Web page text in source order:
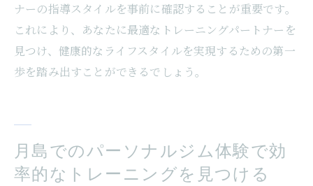
ナーの指導スタイルを事前に確認することが重要です。
これにより、あなたに最適なトレーニングパートナーを
見つけ、健康的なライフスタイルを実現するための第一
歩を踏み出すことができるでしょう。
月島でのパーソナルジム体験で効
率的なトレーニングを見つける